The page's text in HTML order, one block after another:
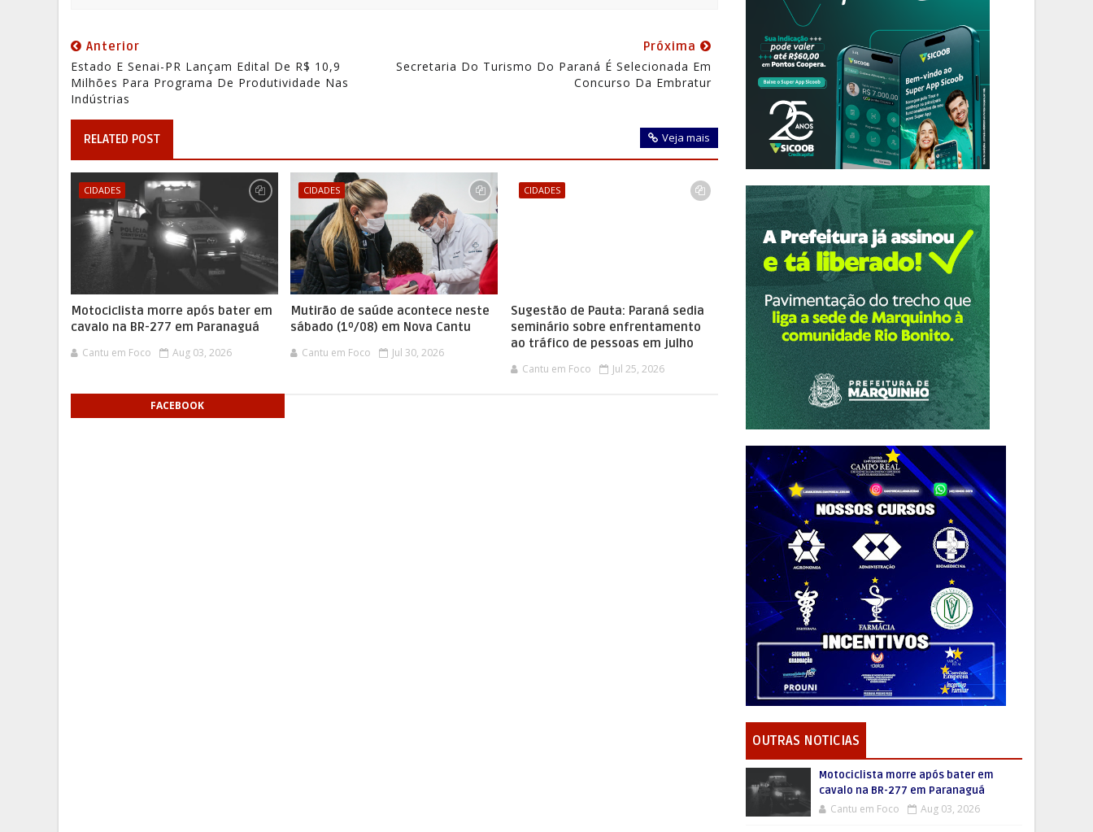
Anterior
Estado E Senai-PR Lançam Edital De R$ 10,9
Milhões Para Programa De Produtividade Nas
Indústrias
Próxima
Secretaria Do Turismo Do Paraná É Selecionada Em
Concurso Da Embratur
RELATED POST Veja mais
CIDADES
Motociclista morre após bater em
cavalo na BR-277 em Paranaguá
Cantu em Foco Aug 03, 2026
CIDADES
Mutirão de saúde acontece neste
sábado (1º/08) em Nova Cantu
Cantu em Foco Jul 30, 2026
CIDADES
Sugestão de Pauta: Paraná sedia
seminário sobre enfrentamento
ao tráfico de pessoas em julho
Cantu em Foco Jul 25, 2026
FACEBOOK
OUTRAS NOTICIAS
Motociclista morre após bater em
cavalo na BR-277 em Paranaguá
Cantu em Foco Aug 03, 2026